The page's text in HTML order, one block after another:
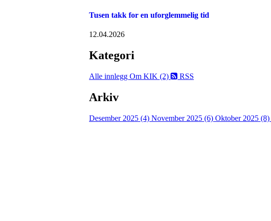
Tusen takk for en uforglemmelig tid
12.04.2026
Kategori
Alle innlegg Om KIK (2) RSS
Arkiv
Desember 2025 (4) November 2025 (6) Oktober 2025 (8)